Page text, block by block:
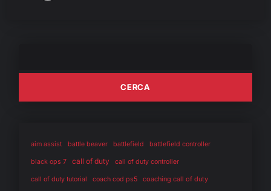
aim assist battle beaver battlefield battlefield controller
black ops 7 call of duty call of duty controller
call of duty tutorial coach cod ps5 coaching call of duty